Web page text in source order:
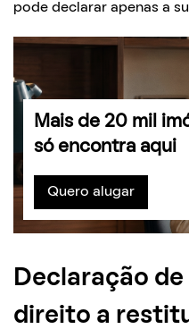
pode declarar apenas a
Mais de 20 mil
só encontra aqui
Quero alugar
Declaração
direito a